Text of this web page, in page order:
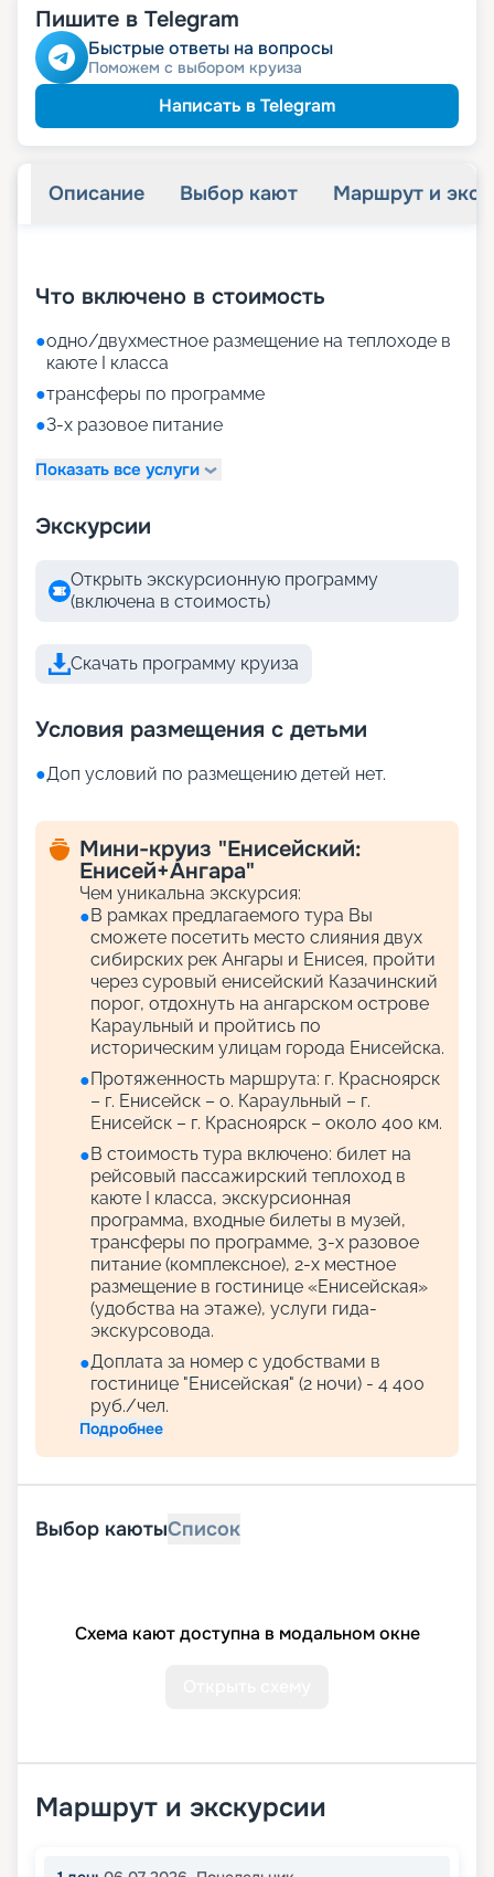
Пишите в Telegram
Быстрые ответы на вопросы
Поможем с выбором круиза
Написать в Telegram
Описание Выбор кают Маршрут и
Что включено в стоимость
●одно/двухместное размещение на теплоходе в
каюте I класса
●трансферы по программе
●3-х разовое питание
Показать все услуги
Экскурсии
Открыть экскурсионную программу
(включена в стоимость)
Скачать программу круиза
Условия размещения с детьми
●Доп условий по размещению детей нет.
Мини-круиз "Енисейский:
Енисей+Ангара"
Чем уникальна экскурсия:
●В рамках предлагаемого тура Вы
сможете посетить место слияния двух
сибирских рек Ангары и Енисея, пройти
через суровый енисейский Казачинский
порог, отдохнуть на ангарском острове
Караульный и пройтись по
историческим улицам города Енисейска.
●Протяженность маршрута: г. Красноярск
– г. Енисейск – о. Караульный – г.
Енисейск – г. Красноярск – около 400 км.
●В стоимость тура включено: билет на
рейсовый пассажирский теплоход в
каюте I класса, экскурсионная
программа, входные билеты в музей,
трансферы по программе, 3-х разовое
питание (комплексное), 2-х местное
размещение в гостинице «Енисейская»
(удобства на этаже), услуги гида-
экскурсовода.
●Доплата за номер с удобствами в
гостинице "Енисейская" (2 ночи) - 4 400
руб./чел.
Подробнее
Выбор каютыСписок
Схема кают доступна в модальном окне
Маршрут и экскурсии